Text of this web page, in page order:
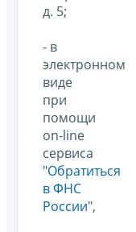
д. 5;
- в
электронном
виде
при
помощи
on-line
сервиса
"Обратиться
в ФНС
России",